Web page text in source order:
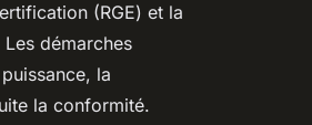
(RGE) et la
démarches
la
la conformité.